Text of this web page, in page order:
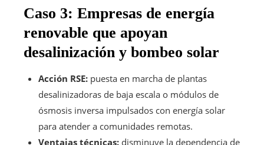
Caso 3: Empresas de energía
renovable que apoyan
desalinización y bombeo solar
Acción RSE: puesta en marcha de plantas
desalinizadoras de baja escala o módulos de
ósmosis inversa impulsados con energía solar
para atender a comunidades remotas.
Ventajas técnicas: disminuye la dependencia de